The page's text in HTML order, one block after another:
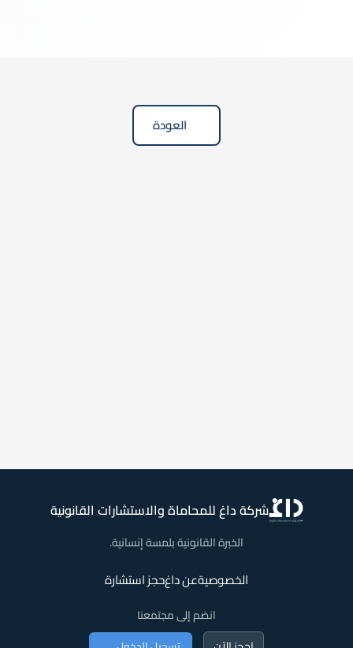
العودة
شركة داغ للمحاماة والاستشارات القانونية
الخبرة القانونية بلمسة إنسانية.
الخصوصيةعن داغحجز استشارة
انضم إلى مجتمعنا